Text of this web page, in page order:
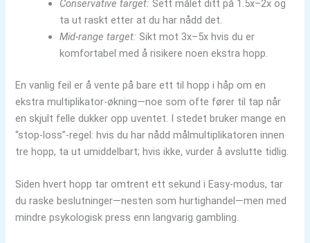
Conservative target: Sett målet ditt på 1.5x–2x og
ta ut raskt etter at du har nådd det.
Mid‑range target: Sikt mot 3x–5x hvis du er
komfortabel med å risikere noen ekstra hopp.
En vanlig feil er å vente på bare ett til hopp i håp om en
ekstra multiplikator‑økning—noe som ofte fører til tap når
en skjult felle dukker opp uventet. I stedet bruker mange en
“stop‑loss”-regel: hvis du har nådd målmultiplikatoren innen
tre hopp, ta ut umiddelbart; hvis ikke, vurder å avslutte tidlig.
Siden hvert hopp tar omtrent ett sekund i Easy-modus, tar
du raske beslutninger—nesten som hurtighandel—men med
mindre psykologisk press enn langvarig gambling.